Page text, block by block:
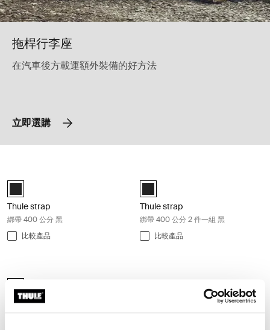
拖桿行李座
在汽車後方載運額外裝備的好方法
立即選購
Black (selected)
Thule strap
綁帶 400 公分 黑
比較產品
Black (selected)
Thule strap
綁帶 400 公分 2 件一組 黑
比較產品
Thule strap 2x600cm 黑色 (selected)
Thule strap 600cm